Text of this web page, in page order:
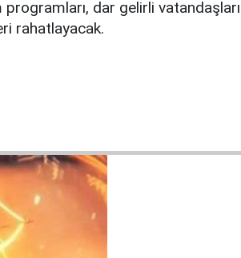
programları, dar gelirli
rahatlayacak.